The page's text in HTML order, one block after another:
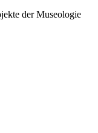
der Museologie